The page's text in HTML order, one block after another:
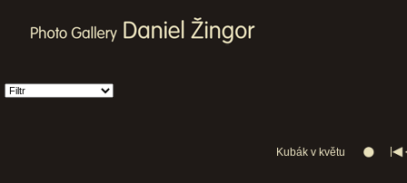
Kubák v květu